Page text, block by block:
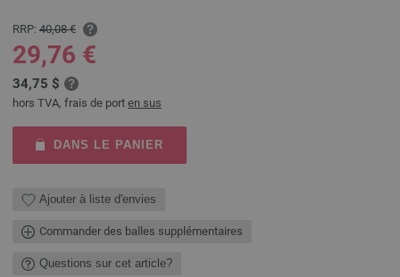
RRP: 40,08 €
29,76 €
34,75 $
hors TVA, frais de port en sus
DANS LE PANIER
Ajouter à liste d'envies
Commander des balles supplémentaires
Questions sur cet article?